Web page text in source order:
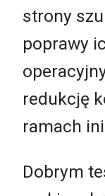
strony
poprawy
redukcję
ramach
Dobrym